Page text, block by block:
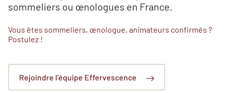
sommeliers ou œnologues en France.
Vous êtes sommeliers, œnologue, animateurs confirmés ?
Postulez !
Rejoindre l’équipe Effervescence